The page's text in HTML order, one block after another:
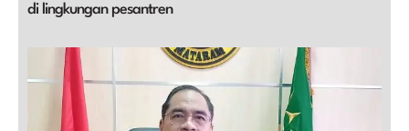
di lingkungan pesantren